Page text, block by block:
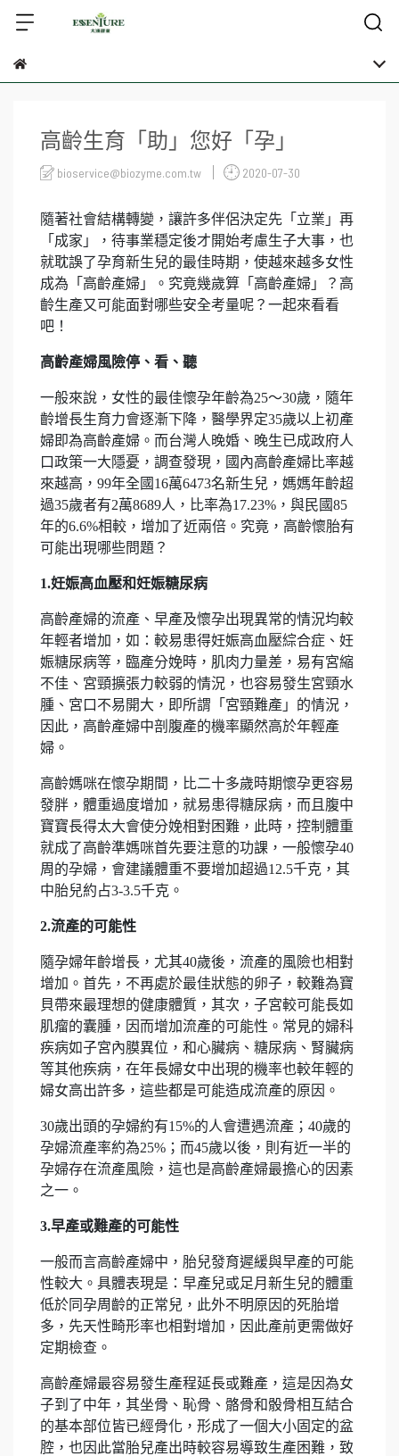
高齡生育「助」您好「孕」
bioservice@biozyme.com.tw 2020-07-30
隨著社會結構轉變，讓許多伴侶決定先「立業」再
「成家」，待事業穩定後才開始考慮生子大事，也
就耽誤了孕育新生兒的最佳時期，使越來越多女性
成為「高齡產婦」。究竟幾歲算「高齡產婦」？高
齡生產又可能面對哪些安全考量呢？一起來看看
吧！
高齡產婦風險停、看、聽
一般來說，女性的最佳懷孕年齡為25～30歲，隨年
齡增長生育力會逐漸下降，醫學界定35歲以上初產
婦即為高齡產婦。而台灣人晚婚、晚生已成政府人
口政策一大隱憂，調查發現，國內高齡產婦比率越
來越高，99年全國16萬6473名新生兒，媽媽年齡超
過35歲者有2萬8689人，比率為17.23%，與民國85
年的6.6%相較，增加了近兩倍。究竟，高齡懷胎有
可能出現哪些問題？
1.妊娠高血壓和妊娠糖尿病
高齡產婦的流產、早產及懷孕出現異常的情況均較
年輕者增加，如：較易患得妊娠高血壓綜合症、妊
娠糖尿病等，臨產分娩時，肌肉力量差，易有宮縮
不佳、宮頸擴張力較弱的情況，也容易發生宮頸水
腫、宮口不易開大，即所謂「宮頸難產」的情況，
因此，高齡產婦中剖腹產的機率顯然高於年輕產
婦。
高齡媽咪在懷孕期間，比二十多歲時期懷孕更容易
發胖，體重過度增加，就易患得糖尿病，而且腹中
寶寶長得太大會使分娩相對困難，此時，控制體重
就成了高齡準媽咪首先要注意的功課，一般懷孕40
周的孕婦，會建議體重不要增加超過12.5千克，其
中胎兒約占3-3.5千克。
2.流產的可能性
隨孕婦年齡增長，尤其40歲後，流產的風險也相對
增加。首先，不再處於最佳狀態的卵子，較難為寶
貝帶來最理想的健康體質，其次，子宮較可能長如
肌瘤的囊腫，因而增加流產的可能性。常見的婦科
疾病如子宮內膜異位，和心臟病、糖尿病、腎臟病
等其他疾病，在年長婦女中出現的機率也較年輕的
婦女高出許多，這些都是可能造成流產的原因。
30歲出頭的孕婦約有15%的人會遭遇流產；40歲的
孕婦流產率約為25%；而45歲以後，則有近一半的
孕婦存在流產風險，這也是高齡產婦最擔心的因素
之一。
3.早產或難產的可能性
一般而言高齡產婦中，胎兒發育遲緩與早產的可能
性較大。具體表現是：早產兒或足月新生兒的體重
低於同孕周齡的正常兒，此外不明原因的死胎增
多，先天性畸形率也相對增加，因此產前更需做好
定期檢查。
高齡產婦最容易發生產程延長或難產，這是因為女
子到了中年，其坐骨、恥骨、骼骨和骰骨相互結合
的基本部位皆已經骨化，形成了一個大小固定的盆
腔，也因此當胎兒產出時較容易導致生產困難，致